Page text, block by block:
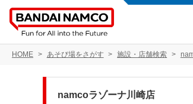
HOME あそび場をさがす 施設・店舗検索
namcoラゾーナ川崎店